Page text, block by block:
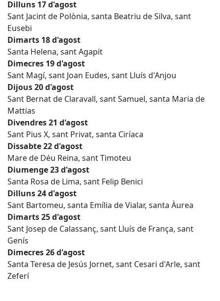
Dilluns 17 d'agost
Sant Jacint de Polònia, santa Beatriu de Silva, sant
Eusebi
Dimarts 18 d'agost
Santa Helena, sant Agapit
Dimecres 19 d'agost
Sant Magí, sant Joan Eudes, sant Lluís d'Anjou
Dijous 20 d'agost
Sant Bernat de Claravall, sant Samuel, santa Maria de
Mattias
Divendres 21 d'agost
Sant Pius X, sant Privat, santa Ciríaca
Dissabte 22 d'agost
Mare de Déu Reina, sant Timoteu
Diumenge 23 d'agost
Santa Rosa de Lima, sant Felip Benici
Dilluns 24 d'agost
Sant Bartomeu, santa Emília de Vialar, santa Àurea
Dimarts 25 d'agost
Sant Josep de Calassanç, sant Lluís de França, sant
Genís
Dimecres 26 d'agost
Santa Teresa de Jesús Jornet, sant Cesari d'Arle, sant
Zeferí